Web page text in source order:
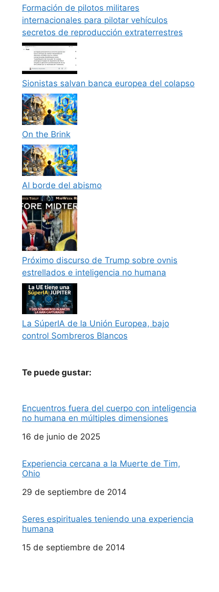
Formación de pilotos militares
internacionales para pilotar vehículos
secretos de reproducción extraterrestres
Sionistas salvan banca europea del colapso
On the Brink
Al borde del abismo
Próximo discurso de Trump sobre ovnis
estrellados e inteligencia no humana
La SúperIA de la Unión Europea, bajo
control Sombreros Blancos
Te puede gustar:
Encuentros fuera del cuerpo con inteligencia
no humana en múltiples dimensiones
Fecha
16 de junio de 2025
Experiencia cercana a la Muerte de Tim,
Ohio
Fecha
29 de septiembre de 2014
Seres espirituales teniendo una experiencia
humana
Fecha
15 de septiembre de 2014